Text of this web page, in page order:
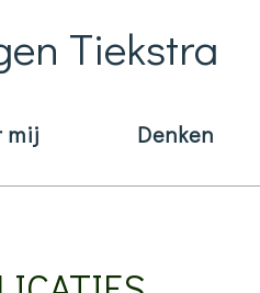
Tiekstra
Navigation
mij Denken